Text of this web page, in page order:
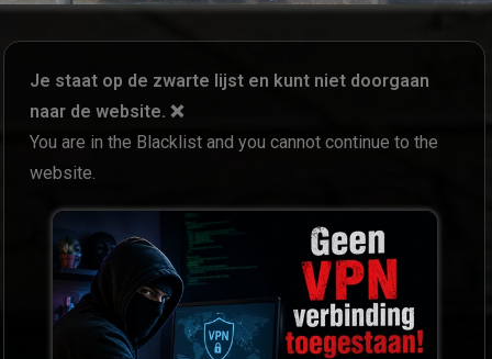
Je staat op de zwarte lijst en kunt niet doorgaan
naar de website. ❌
You are in the Blacklist and you cannot continue to the
website.